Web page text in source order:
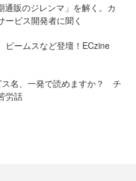
通販のジレンマ」を解く。カ
ービス開発者に聞く
ビームスなど登壇！ECzine
ス名、一発で読めますか？ チ
労話